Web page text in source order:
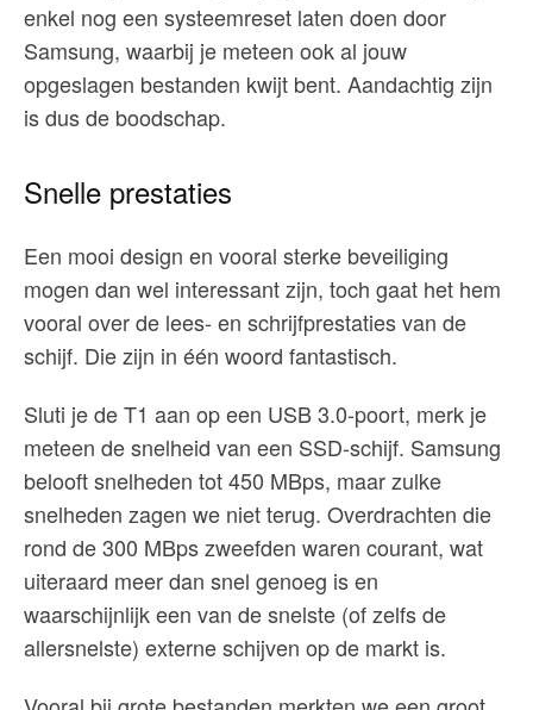
enkel nog een systeemreset laten doen door
Samsung, waarbij je meteen ook al jouw
opgeslagen bestanden kwijt bent. Aandachtig zijn
is dus de boodschap.
Snelle prestaties
Een mooi design en vooral sterke beveiliging
mogen dan wel interessant zijn, toch gaat het hem
vooral over de lees- en schrijfprestaties van de
schijf. Die zijn in één woord fantastisch.
Sluti je de T1 aan op een USB 3.0-poort, merk je
meteen de snelheid van een SSD-schijf. Samsung
belooft snelheden tot 450 MBps, maar zulke
snelheden zagen we niet terug. Overdrachten die
rond de 300 MBps zweefden waren courant, wat
uiteraard meer dan snel genoeg is en
waarschijnlijk een van de snelste (of zelfs de
allersnelste) externe schijven op de markt is.